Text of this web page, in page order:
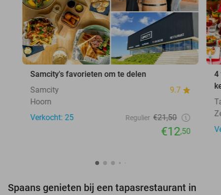
Samcity's favorieten om te delen
Samcity
9.7
Hoorn
Verkocht: 25
Regulier €21,50
€12,50
4
Spaans genieten bij een tapasrestaurant in